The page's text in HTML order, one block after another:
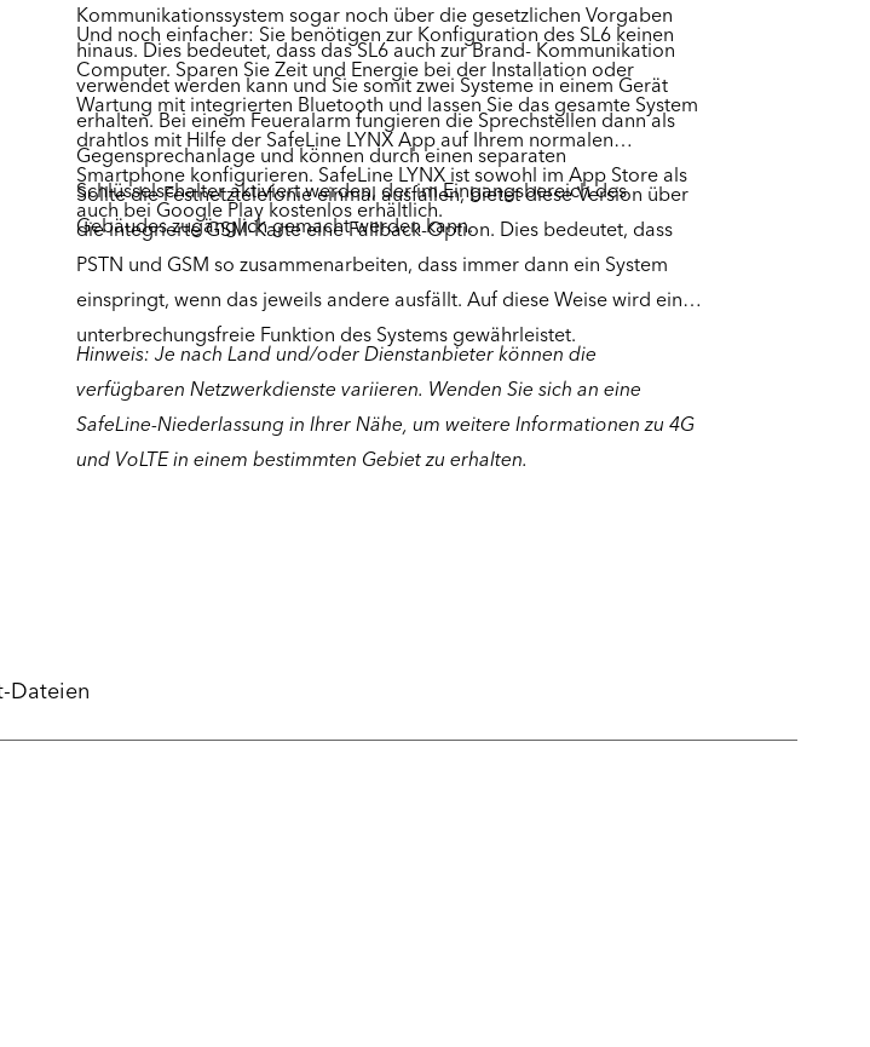
Kommunikationssystem sogar noch über die gesetzlichen Vorgaben
hinaus. Dies bedeutet, dass das SL6 auch zur Brand- Kommunikation
verwendet werden kann und Sie somit zwei Systeme in einem Gerät
erhalten. Bei einem Feueralarm fungieren die Sprechstellen dann als
Gegensprechanlage und können durch einen separaten
Schlüsselschalter aktiviert werden, der im Eingangsbereich des
Gebäudes zugänglich gemacht werden kann.
Und noch einfacher: Sie benötigen zur Konfiguration des SL6 keinen
Computer. Sparen Sie Zeit und Energie bei der Installation oder
Wartung mit integrierten Bluetooth und lassen Sie das gesamte System
drahtlos mit Hilfe der SafeLine LYNX App auf Ihrem normalen
Smartphone konfigurieren. SafeLine LYNX ist sowohl im App Store als
auch bei Google Play kostenlos erhältlich.
Sollte die Festnetztelefonie einmal ausfallen, bietet diese Version über
die integrierte GSM-Karte eine Fallback-Option. Dies bedeutet, dass
PSTN und GSM so zusammenarbeiten, dass immer dann ein System
einspringt, wenn das jeweils andere ausfällt. Auf diese Weise wird eine
unterbrechungsfreie Funktion des Systems gewährleistet.
Hinweis: Je nach Land und/oder Dienstanbieter können die
verfügbaren Netzwerkdienste variieren. Wenden Sie sich an eine
SafeLine-Niederlassung in Ihrer Nähe, um weitere Informationen zu 4G
und VoLTE in einem bestimmten Gebiet zu erhalten.
Dateien